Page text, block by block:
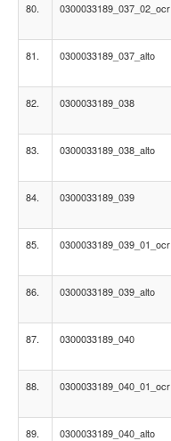
80. 0300033189_037_02_ocr
81. 0300033189_037_alto
82. 0300033189_038
83. 0300033189_038_alto
84. 0300033189_039
85. 0300033189_039_01_ocr
86. 0300033189_039_alto
87. 0300033189_040
88. 0300033189_040_01_ocr
89. 0300033189_040_alto